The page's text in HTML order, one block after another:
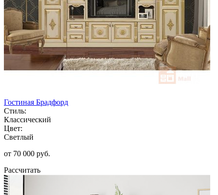
Гостиная Брадфорд
Стиль:
Классический
Цвет:
Светлый
от 70 000 руб.
Рассчитать